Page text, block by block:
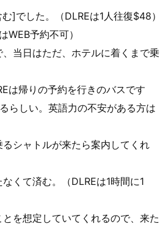
]でした。（DLREは1人往復$48）
予約不可）
当日はただ、ホテルに着くまで乗
は帰りの予約を行きのバスです
らしい。英語力の不安がある方は
シャトルが来たら案内してくれ
くて済む。（DLREは1時間に1
を想定していてくれるので、来た